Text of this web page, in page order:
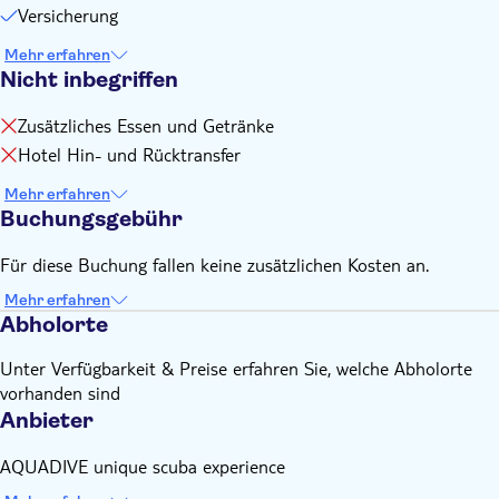
mit dem örtlichen Reiseveranstalter (Kontaktdaten finden
Sie auf dem Voucher, den Sie nach der Buchung erhalten).
Versicherung
Mehr erfahren
Nicht inbegriffen
Zusätzliches Essen und Getränke
Hotel Hin- und Rücktransfer
Mehr erfahren
Buchungsgebühr
Für diese Buchung fallen keine zusätzlichen Kosten an.
Mehr erfahren
Abholorte
Unter Verfügbarkeit & Preise erfahren Sie, welche Abholorte
vorhanden sind
Anbieter
AQUADIVE unique scuba experience